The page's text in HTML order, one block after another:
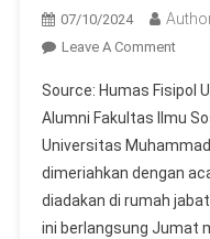
07/10/2024
Leave A CommentOn
Source: Humas Fisipol
Alumni Fakultas Ilmu
Universitas
dimeriahkan dengan
diadakan di rumah
ini berlangsung Jumat